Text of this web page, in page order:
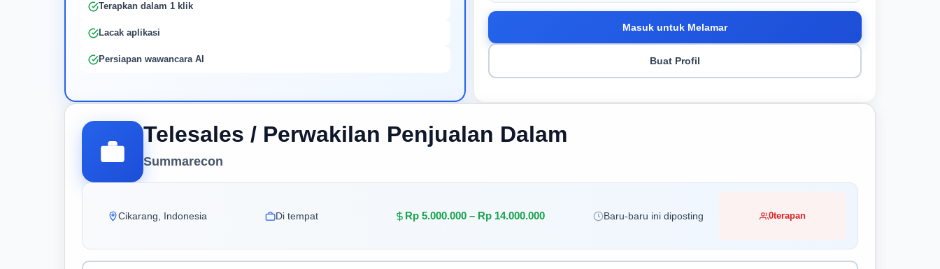
Telesales / Perwakilan Penjualan Dalam
Summarecon
Cikarang, Indonesia Di tempat Rp 5.000.000 – Rp 14.000.000 Baru-baru ini diposting 0terapan
Terapkan dalam 1 klik
Lacak aplikasi
Persiapan wawancara AI
Masuk untuk Melamar
Buat Profil